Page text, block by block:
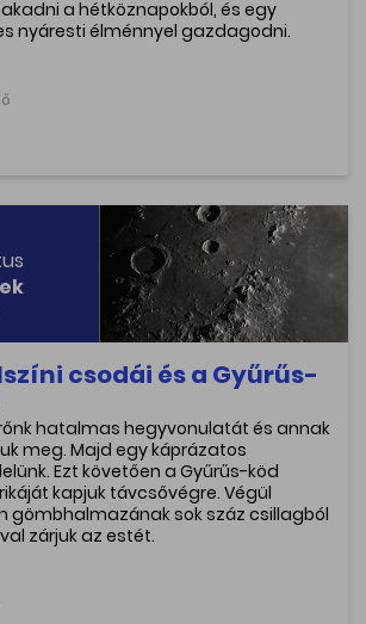
a hétköznapokból, és egy
nyáresti élménnyel gazdagodni.
csodái és a Gyűrűs-
hatalmas hegyvonulatát és annak
meg. Majd egy káprázatos
Ezt követően a Gyűrűs-köd
kapjuk távcsővégre. Végül
gömbhalmazának sok száz csillagból
zárjuk az estét.